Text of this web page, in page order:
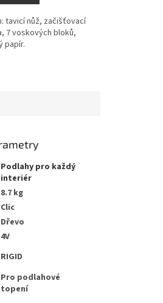
tavicí nůž, začišťovací
7 voskových bloků,
papír.
Podlahy pro každý
interiér
8.7 kg
Clic
Dřevo
4V
RIGID
Pro podlahové
topení